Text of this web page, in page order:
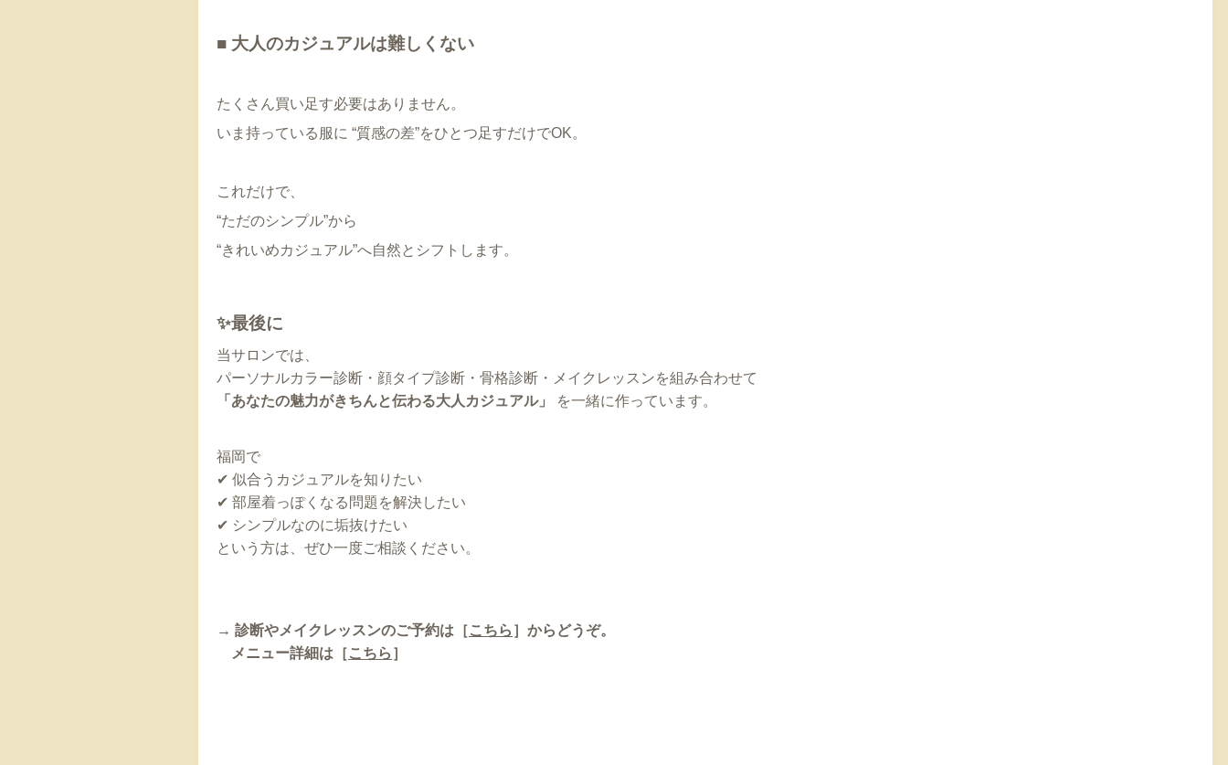
■ 大人のカジュアルは難しくない
たくさん買い足す必要はありません。
いま持っている服に “質感の差”をひとつ足すだけでOK。
これだけで、
“ただのシンプル”から
“きれいめカジュアル”へ自然とシフトします。
✨最後に
当サロンでは、
パーソナルカラー診断・顔タイプ診断・骨格診断・メイクレッスンを組み合わせて
「あなたの魅力がきちんと伝わる大人カジュアル」
を一緒に作っています。
福岡で
✔ 似合うカジュアルを知りたい
✔ 部屋着っぽくなる問題を解決したい
✔ シンプルなのに垢抜けたい
という方は、ぜひ一度ご相談ください。
→ 診断やメイクレッスンのご予約は［こちら ］からどうぞ。
メニュー詳細は［こちら ］